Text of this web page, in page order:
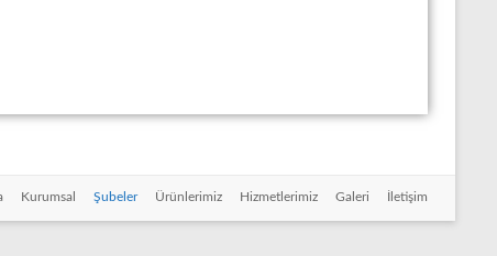
Kurumsal Şubeler Ürünlerimiz Hizmetlerimiz Galeri İletişim